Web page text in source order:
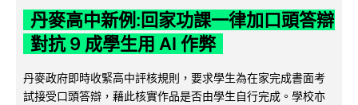
丹麥高中新例:回家功課一律加口頭答辯
對抗 9 成學生用 AI 作弊
丹麥政府即時收緊高中評核規則，要求學生為在家完成書面考
試接受口頭答辯，藉此核實作品是否由學生自行完成。學校亦